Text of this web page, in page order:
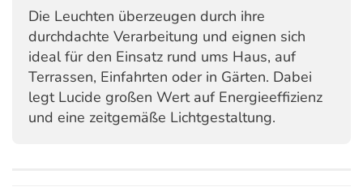
Die Leuchten überzeugen durch ihre
durchdachte Verarbeitung und eignen sich
ideal für den Einsatz rund ums Haus, auf
Terrassen, Einfahrten oder in Gärten. Dabei
legt Lucide großen Wert auf Energieeffizienz
und eine zeitgemäße Lichtgestaltung.